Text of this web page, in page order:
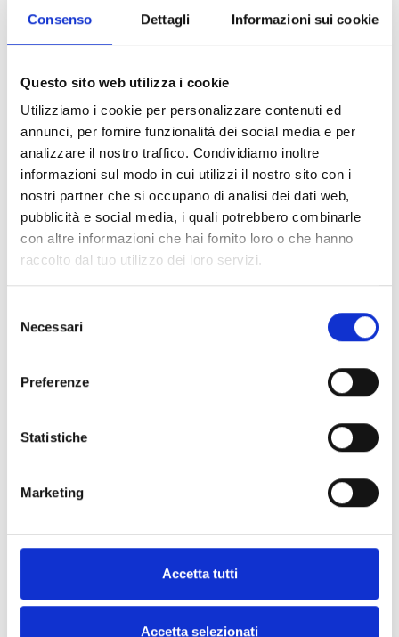
Consenso Dettagli Informazioni sui cookie
Questo sito web utilizza i cookie
Utilizziamo i cookie per personalizzare contenuti ed
annunci, per fornire funzionalità dei social media e per
analizzare il nostro traffico. Condividiamo inoltre
informazioni sul modo in cui utilizzi il nostro sito con i
nostri partner che si occupano di analisi dei dati web,
pubblicità e social media, i quali potrebbero combinarle
con altre informazioni che hai fornito loro o che hanno
raccolto dal tuo utilizzo dei loro servizi.
delNecessari
Preferenze
Statistiche
Marketing
Accetta tutti
Accetta selezionati
Milano
Via Manzoni, 19 - 20121 Milano, Italia
SCOPRI